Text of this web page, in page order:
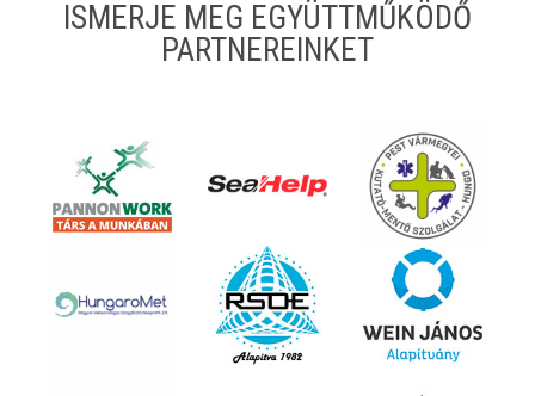
ISMERJE MEG EGYÜTTMŰKÖDŐ
PARTNEREINKET